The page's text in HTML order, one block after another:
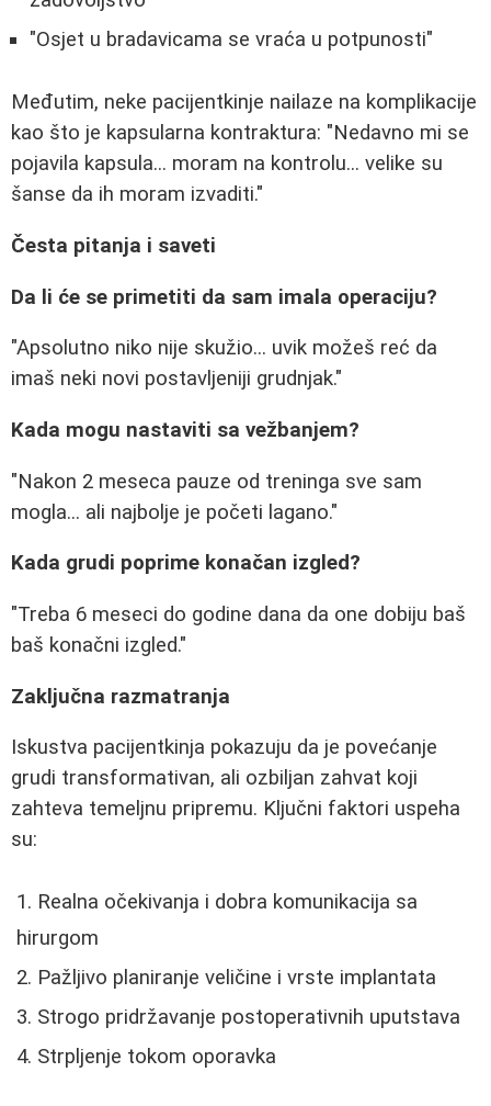
"Osjet u bradavicama se vraća u potpunosti"
Međutim, neke pacijentkinje nailaze na komplikacije
kao što je kapsularna kontraktura: "Nedavno mi se
pojavila kapsula... moram na kontrolu... velike su
šanse da ih moram izvaditi."
Česta pitanja i saveti
Da li će se primetiti da sam imala operaciju?
"Apsolutno niko nije skužio... uvik možeš reć da
imaš neki novi postavljeniji grudnjak."
Kada mogu nastaviti sa vežbanjem?
"Nakon 2 meseca pauze od treninga sve sam
mogla... ali najbolje je početi lagano."
Kada grudi poprime konačan izgled?
"Treba 6 meseci do godine dana da one dobiju baš
baš konačni izgled."
Zaključna razmatranja
Iskustva pacijentkinja pokazuju da je povećanje
grudi transformativan, ali ozbiljan zahvat koji
zahteva temeljnu pripremu. Ključni faktori uspeha
su:
Realna očekivanja i dobra komunikacija sa
hirurgom
Pažljivo planiranje veličine i vrste implantata
Strogo pridržavanje postoperativnih uputstava
Strpljenje tokom oporavka